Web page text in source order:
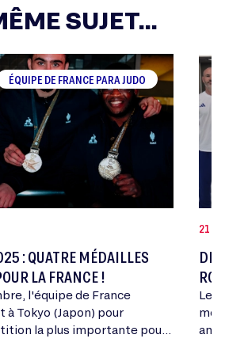
SUJET...
ÉQUIPE DE FRANCE PARA JUDO
: QUATRE MÉDAILLES
LA FRANCE !
l'équipe de France
Tokyo (Japon) pour
la plus importante pour
21
Les